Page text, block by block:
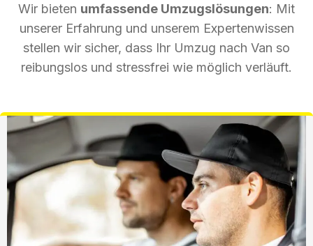
Wir bieten umfassende Umzugslösungen: Mit
unserer Erfahrung und unserem Expertenwissen
stellen wir sicher, dass Ihr Umzug nach Van so
reibungslos und stressfrei wie möglich verläuft.